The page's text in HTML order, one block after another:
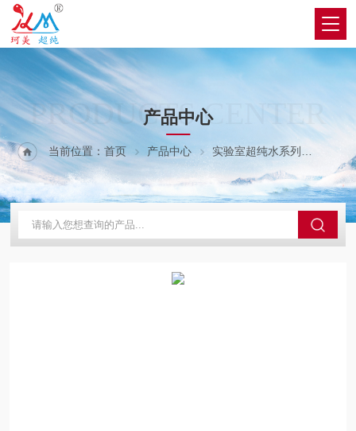
PRODUCTS CENTER
产品中心
当前位置：首页 产品中心 实验室超纯水系列